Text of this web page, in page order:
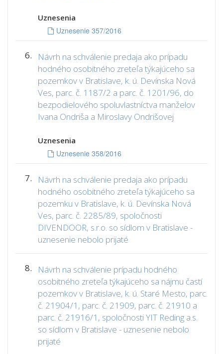
Uznesenia
Uznesenie 357/2016
6.
Návrh na schválenie predaja ako prípadu
hodného osobitného zreteľa týkajúceho sa
pozemkov v Bratislave, k. ú. Devínska Nová
Ves, parc. č. 1187/2 a parc. č. 1201/96, do
bezpodielového spoluvlastníctva manželov
Ivana Ondriša a Miroslavy Ondrišovej
Uznesenia
Uznesenie 358/2016
7.
Návrh na schválenie predaja ako prípadu
hodného osobitného zreteľa týkajúceho sa
pozemku v Bratislave, k. ú. Devínska Nová
Ves, parc. č. 2285/89, spoločnosti
DIVENDOOR, s.r.o. so sídlom v Bratislave -
uznesenie nebolo prijaté
8.
Návrh na schválenie prípadu hodného
osobitného zreteľa týkajúceho sa nájmu častí
pozemkov v Bratislave, k. ú. Staré Mesto, parc.
č. 21904/1, parc. č. 21909, parc. č. 21910 a
parc. č. 21916/1, spoločnosti YIT Reding a.s.
so sídlom v Bratislave - uznesenie nebolo
prijaté